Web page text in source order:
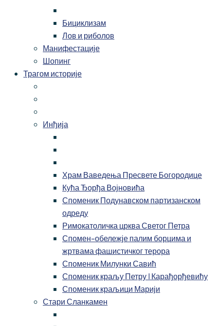
Бициклизам
Лов и риболов
Манифестације
Шопинг
Трагом историје
Инђија
Храм Ваведења Пресвете Богородице
Кућа Ђорђа Војновића
Споменик Подунавском партизанском
одреду
Римокатоличка црква Светог Петра
Спомен-обележје палим борцима и
жртвама фашистичког терора
Споменик Милунки Савић
Споменик краљу Петру I Карађорђевићу
Споменик краљици Марији
Стари Сланкамен